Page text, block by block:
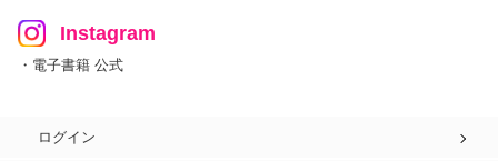
Instagram
・電子書籍 公式
ログイン